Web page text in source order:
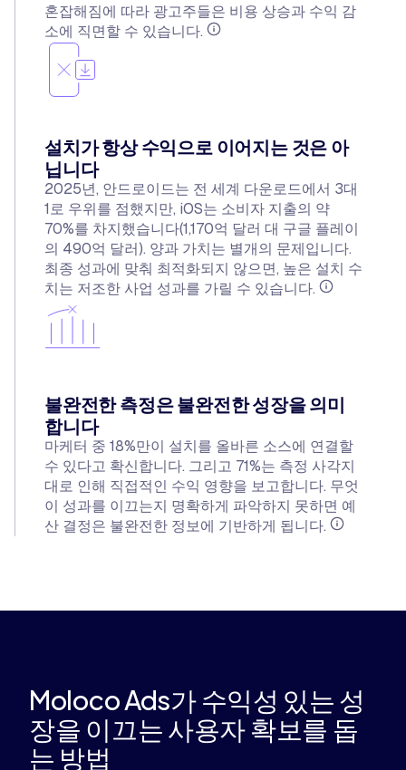
혼잡해짐에 따라 광고주들은 비용 상승과 수익 감
소에 직면할 수 있습니다.
설치가 항상 수익으로 이어지는 것은 아
닙니다
2025년, 안드로이드는 전 세계 다운로드에서 3대
1로 우위를 점했지만, iOS는 소비자 지출의 약
70%를 차지했습니다(1,170억 달러 대 구글 플레이
의 490억 달러). 양과 가치는 별개의 문제입니다.
최종 성과에 맞춰 최적화되지 않으면, 높은 설치 수
치는 저조한 사업 성과를 가릴 수 있습니다.
불완전한 측정은 불완전한 성장을 의미
합니다
마케터 중 18%만이 설치를 올바른 소스에 연결할
수 있다고 확신합니다. 그리고 71%는 측정 사각지
대로 인해 직접적인 수익 영향을 보고합니다. 무엇
이 성과를 이끄는지 명확하게 파악하지 못하면 예
산 결정은 불완전한 정보에 기반하게 됩니다.
Moloco Ads가 수익성 있는 성
장을 이끄는 사용자 확보를 돕
는 방법